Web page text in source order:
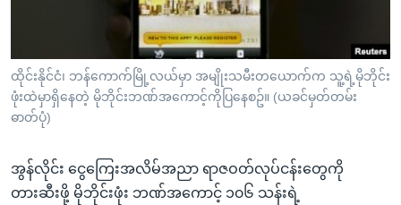
ကြည့်
ရန်
ရှာဖွေ
နေရာ
သို့
ဗွီအိုအေ လူမှုကွန်ယက်များ
ဘာသာစကားများ
ထိုင်းနိုင်ငံ၊ ဘန်ကောက်မြို့လယ်မှာ အမျိုးသမီးတယောက်က သူ့ရဲ့မိုဘိုင်း
ဖုံးထဲမှာရှိနေတဲ့ မိုဘိုင်းဘဏ်အကောင့်ကိုပြနေစဥ်။ (ယခင်မှတ်တမ်း
ဓာတ်ပုံ)
အွန်လိုင်း ငွေကြေးအလိမ်အညာ ရာဇဝတ်လုပ်ငန်းတွေကို
တားဆီးဖို့ မိုဘိုင်းဖုံး ဘဏ်အကောင့် ၁၀၆ သန်းရဲ့